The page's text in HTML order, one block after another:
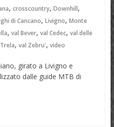
, crosscountry, Downhill,
di Cancano, Livigno, Monte
, val Bever, val Cedec, val delle
, val Zebru', video
girato a Livigno e
dalle guide MTB di